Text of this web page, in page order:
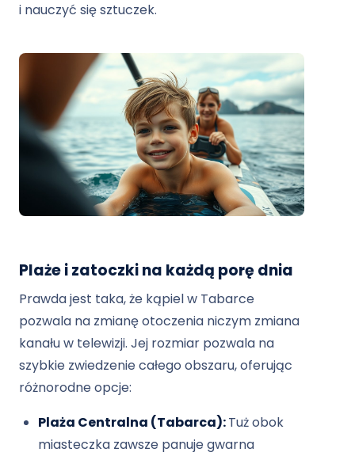
i nauczyć się sztuczek.
Plaże i zatoczki na każdą porę dnia
Prawda jest taka, że ​​kąpiel w Tabarce
pozwala na zmianę otoczenia niczym zmiana
kanału w telewizji. Jej rozmiar pozwala na
szybkie zwiedzenie całego obszaru, oferując
różnorodne opcje:
Plaża Centralna (Tabarca):Tuż obok
miasteczka zawsze panuje gwarna